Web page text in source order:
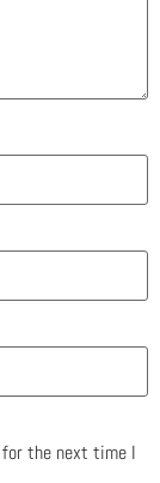
for the next time I